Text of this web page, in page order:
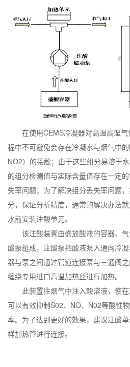
在使用CEMS冷凝器对高温高湿
程中不可避免会存在冷凝水与烟气中的
NO2）的接触；由于这些组分易溶于
的组分检测值与实际含量值存在一定
失率问题；为了解决组分丢失率问题
分，保证分析精度，通常的解决办法
水前安装注酸单元。
该注酸装置由盛放酸液的容器、
酸泵组成，注酸泵把酸液泵入通向冷
器与泵之间通过管道连接泵与三通阀
缠绕专用进口高温加热丝进行加热。
此装置往烟气中注入酸溶液，使
可以有效抑制S02、NO、N02等酸性
率。为了达到更好的效果，建议注酸
样加热管进行连接。